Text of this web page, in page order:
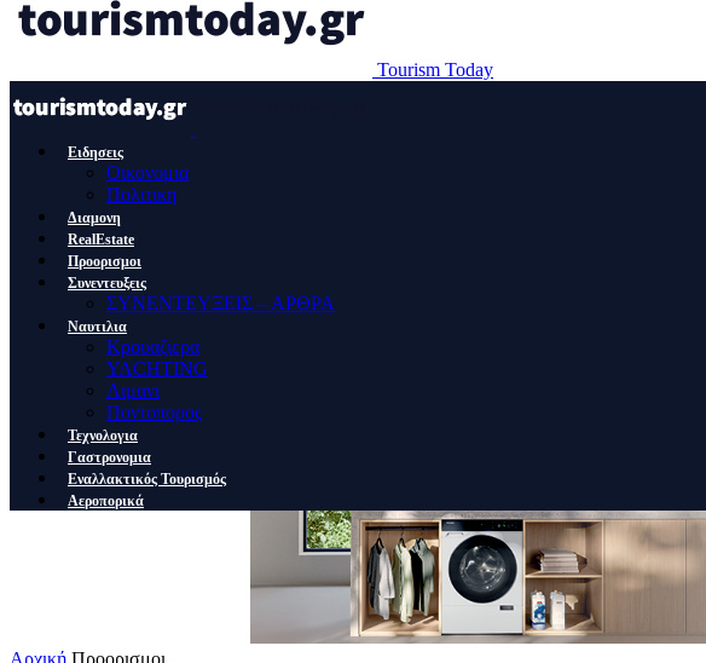
Tourism Today
Ειδησεις
Οικονομια
Πολιτικη
Διαμονη
RealEstate
Προορισμοι
Συνεντευξεις
ΣΥΝΕΝΤΕΥΞΕΙΣ – ΑΡΘΡΑ
Ναυτιλια
Κρουαζιερα
YACHTING
Λιμανι
Ποντοπορος
Τεχνολογια
Γαστρονομια
Εναλλακτικός Τουρισμός
Αεροπορικά
Αρχική Προορισμοι